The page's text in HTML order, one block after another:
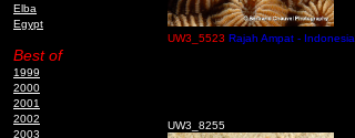
Elba
Egypt
Best of
1999
2000
2001
2002
2003
UW3_5523 Rajah Ampat - Indonesia
UW3_8255